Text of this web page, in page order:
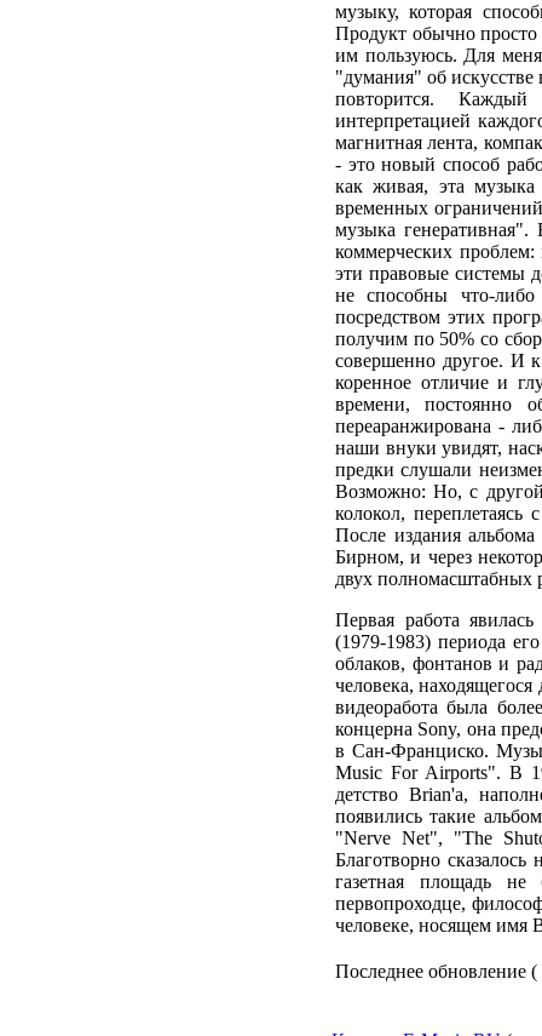
музыку, которая
Продукт обычно просто
им пользуюсь. Для
"думания" об
повторится.
интерпретацией
магнитная лента,
- это новый способ
как живая, эта музыка
временных
музыка генеративная".
коммерческих проблем:
эти правовые системы
не способны что-
посредством этих
получим по 50% со
совершенно другое. И
коренное отличие и
времени, постоянно
переаранжирована -
наши внуки увидят,
предки слушали
Возможно: Но, с другой
колокол,
После издания
Бирном, и через
двух полномасштабных
Первая работа
(1979-1983) периода
облаков, фонтанов и
человека,
видеоработа была
концерна Sony, она
в Сан-Франциско.
Music For Airports". В
детство Brian'a,
появились такие
"Nerve Net", "The
Благотворно
газетная площадь
первопроходце,
человеке, носящем имя
Последнее обновление (